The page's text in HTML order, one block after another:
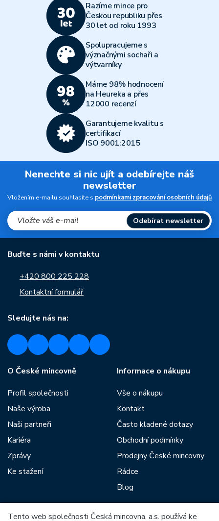
Razíme mince pro
Českou republiku přes
30 let od roku 1993
Spolupracujeme s
význačnými sochaři a
výtvarníky
Máme 98% hodnocení
na Heureka a přes
12000 recenzí
Garantujeme kvalitu s
certifikací
ISO 9001:2015
Nenechte si nic ujít a odebírejte náš
newsletter
Vložením e-mailu souhlasíte s podmínkami zpracování osobních údajů
Odebírat newsletter
Buďte s námi v kontaktu
+420 800 225 228
Kontaktní formulář
Sledujte nás na:
O České mincovně
Profil společnosti
Naše výroba
Naši partneři
Kariéra
Zprávy
Ke stažení
Informace o nákupu
Vše o nákupu
Kontakt
Často kladené dotazy
Obchodní podmínky
Prodejny České mincovny
Rádce
Blog
Mezi naše partnery patří:
Tento web společnosti Česká mincovna, a.s. používá ke